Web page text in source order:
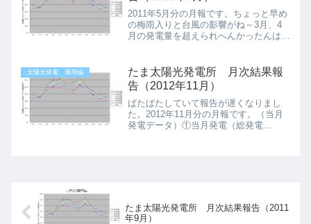
2011年5月分の月報です。ちょっと早め
の梅雨入りと台風の影響がね～3月、4
月の発電量を超えられへんかったんはあ
821.0KWH②当月発電（1KWあたり発電
量） 114.4...
太陽光発電 運用編
たま太陽光発電所 月次結果報
告（2012年11月）
ばたばたしていて報告が遅くなりまし
た。2012年11月分の月報です。（当月
発電データ）①当月発電（総発電
たま太陽光発電所 月次結果報告（2011
年9月）